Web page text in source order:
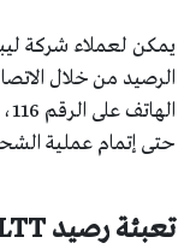
يمكن لعملاء شركة
الرصيد من خلال
حتى إتمام عملية
تعبئة رصيد LTT عن طريق النت